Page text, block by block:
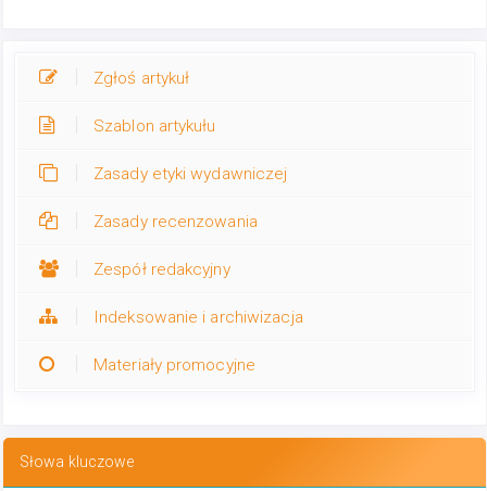
Zgłoś artykuł
Szablon artykułu
Zasady etyki wydawniczej
Zasady recenzowania
Zespół redakcyjny
Indeksowanie i archiwizacja
Materiały promocyjne
Słowa kluczowe